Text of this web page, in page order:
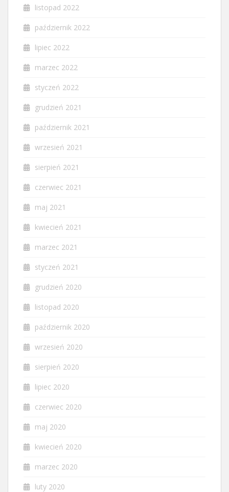
listopad 2022
październik 2022
lipiec 2022
marzec 2022
styczeń 2022
grudzień 2021
październik 2021
wrzesień 2021
sierpień 2021
czerwiec 2021
maj 2021
kwiecień 2021
marzec 2021
styczeń 2021
grudzień 2020
listopad 2020
październik 2020
wrzesień 2020
sierpień 2020
lipiec 2020
czerwiec 2020
maj 2020
kwiecień 2020
marzec 2020
luty 2020